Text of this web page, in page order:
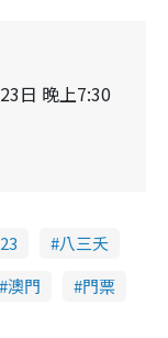
日 晚上7:30
八三夭
澳門
門票